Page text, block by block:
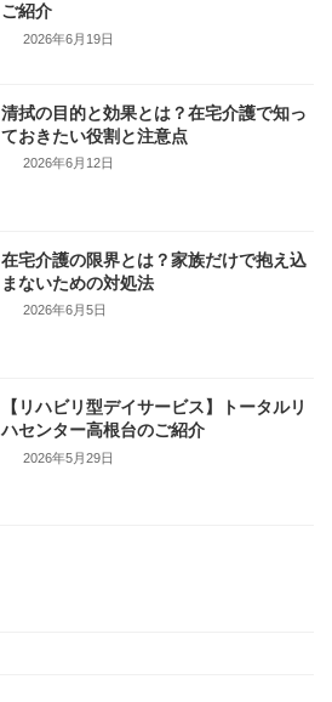
ご紹介
2026年6月19日
清拭の目的と効果とは？在宅介護で知っ
ておきたい役割と注意点
2026年6月12日
在宅介護の限界とは？家族だけで抱え込
まないための対処法
2026年6月5日
【リハビリ型デイサービス】トータルリ
ハセンター高根台のご紹介
2026年5月29日